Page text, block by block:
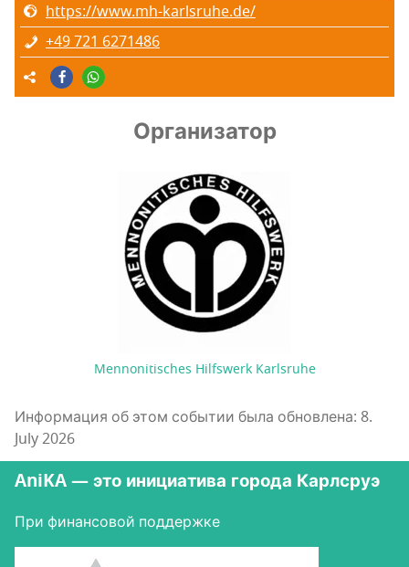
https://www.mh-karlsruhe.de/
+49 721 6271486
Организатор
Mennonitisches Hilfswerk Karlsruhe
Информация об этом событии была обновлена: 8.
July 2026
AniKA — это инициатива города Карлсруэ
При финансовой поддержке